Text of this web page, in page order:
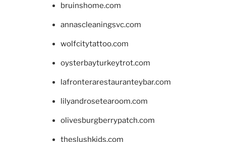
bruinshome.com
annascleaningsvc.com
wolfcitytattoo.com
oysterbayturkeytrot.com
lafronterarestauranteybar.com
lilyandrosetearoom.com
olivesburgberrypatch.com
theslushkids.com